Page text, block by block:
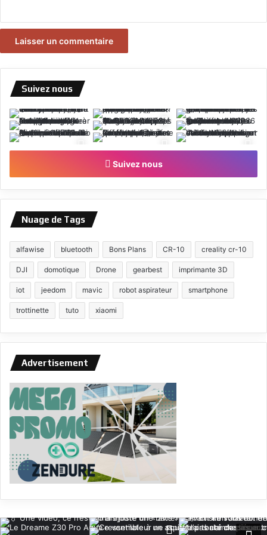
Suivez nous
Suivez nous
Nuage de Tags
alfawise bluetooth Bons Plans CR-10 creality cr-10
DJI domotique Drone gearbest imprimante 3D
iot jeedom mavic robot aspirateur smartphone
trottinette tuto xiaomi
Advertisement